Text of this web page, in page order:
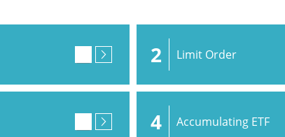
2 Limit Order
4 Accumulating ETF